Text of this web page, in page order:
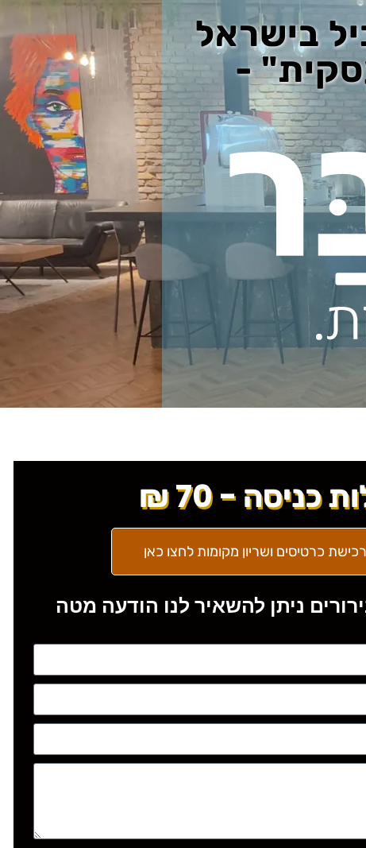
בישראל
-
כניסה - 70 ₪
כרטיסים ושריון מקומות לחצו כאן
ניתן להשאיר לנו הודעה מטה